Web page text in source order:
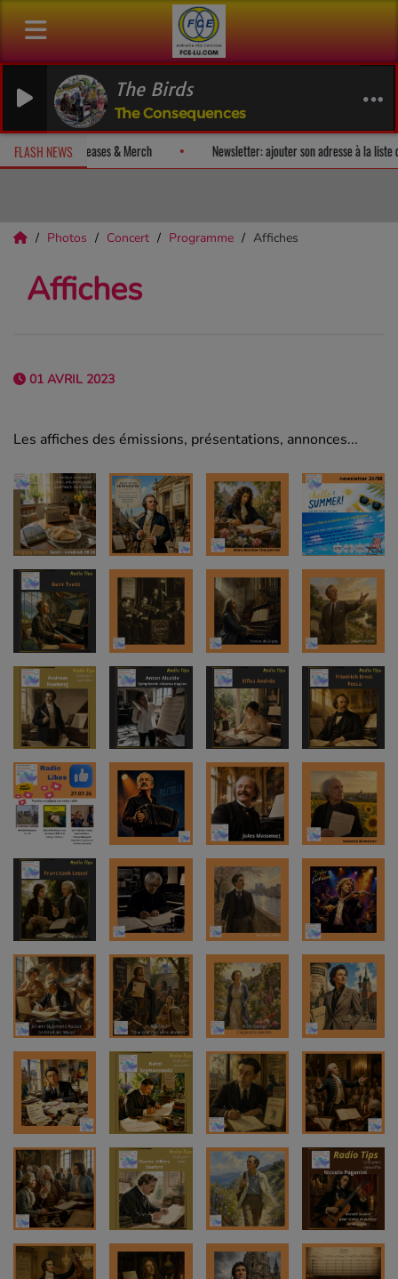
The Birds
The Consequences
FLASH NEWS
un album-surprise! Fan Releases & Merch Newsletter:
Photos Concert Programme Affiches
Affiches
01 AVRIL 2023
Les affiches des émissions, présentations, annonces...